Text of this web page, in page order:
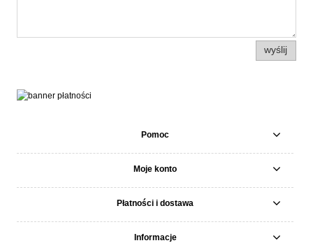
wyślij
Pomoc
Moje konto
Płatności i dostawa
Informacje